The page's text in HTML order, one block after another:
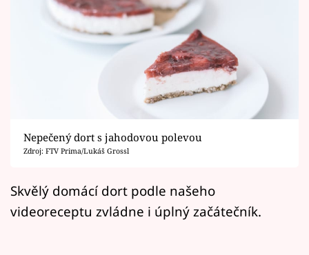
Seriály
Horoskopy
Filmový festival Karlovy Vary
Pořady
Mámy sobě
Nepečený dort s jahodovou polevou
Zdroj: FTV Prima/Lukáš Grossl
Skvělý domácí dort podle našeho
videoreceptu zvládne i úplný začátečník.